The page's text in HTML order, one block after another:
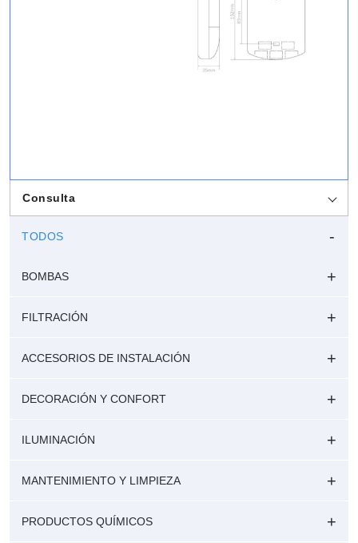
Consulta
TODOS
BOMBAS
FILTRACIÓN
ACCESORIOS DE INSTALACIÓN
DECORACIÓN Y CONFORT
ILUMINACIÓN
MANTENIMIENTO Y LIMPIEZA
PRODUCTOS QUÍMICOS